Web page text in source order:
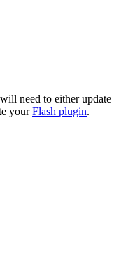
need to either update
yourFlash plugin.